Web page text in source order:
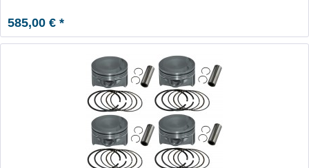
585,00 € *